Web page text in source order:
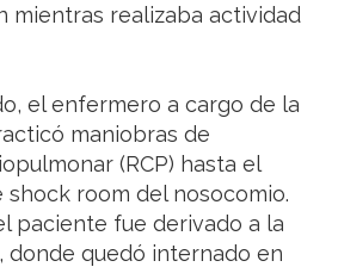
mientras realizaba actividad
el enfermero a cargo de la
maniobras de
(RCP) hasta el
shock room del nosocomio.
paciente fue derivado a la
donde quedó internado en